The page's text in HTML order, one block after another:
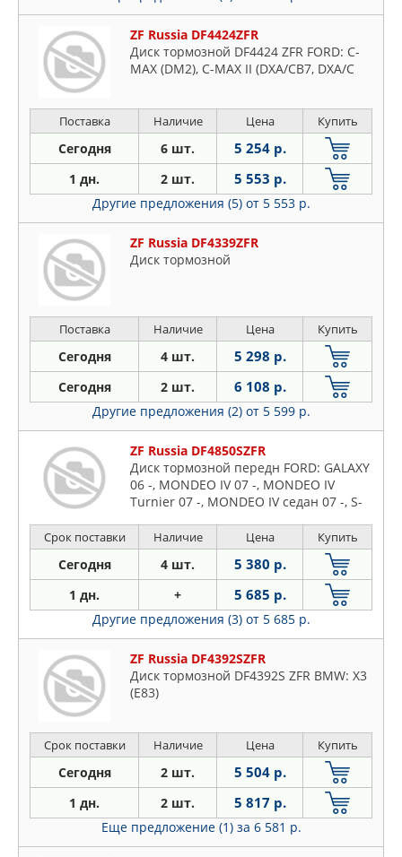
ZF Russia DF4424ZFR
Диск тормозной DF4424 ZFR FORD: C-
MAX (DM2), C-MAX II (DXA/CB7, DXA/C
Поставка Наличие Цена Купить
Сегодня 6 шт. 5 254 р.
1 дн. 2 шт. 5 553 р.
Другие предложения (5) от 5 553 р.
ZF Russia DF4339ZFR
Диск тормозной
Поставка Наличие Цена Купить
Сегодня 4 шт. 5 298 р.
Сегодня 2 шт. 6 108 р.
Другие предложения (2) от 5 599 р.
ZF Russia DF4850SZFR
Диск тормозной передн FORD: GALAXY
06 -, MONDEO IV 07 -, MONDEO IV
Turnier 07 -, MONDEO IV седан 07 -, S-
универсал 00 -, V
Срок поставки Наличие Цена Купить
Сегодня 4 шт. 5 380 р.
1 дн. + 5 685 р.
Другие предложения (3) от 5 685 р.
ZF Russia DF4392SZFR
Диск тормозной DF4392S ZFR BMW: X3
(E83)
Срок поставки Наличие Цена Купить
Сегодня 2 шт. 5 504 р.
1 дн. 2 шт. 5 817 р.
Еще предложение (1) за 6 581 р.